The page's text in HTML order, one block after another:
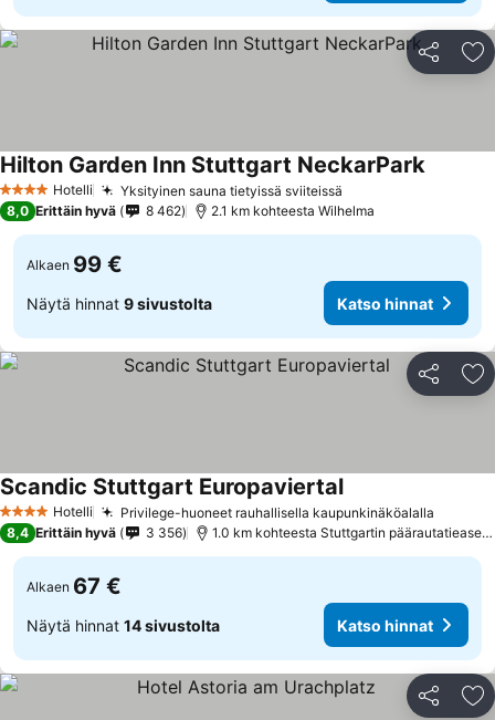
Jaa
4 Tähtiluokitus
Hotelli Yksityinen sauna tietyissä sviiteissä
Hilton Garden Inn Stuttgart NeckarPark
8,0 Erittäin hyvä 8 462 2.1 km kohteesta Wilhelma
Alkaen 99 €
Näytä hinnat 9 sivustolta Katso hinnat
Jaa
4 Tähtiluokitus
Hotelli Privilege-huoneet rauhallisella kaupunkinäköalalla
Scandic Stuttgart Europaviertal
8,4 Erittäin hyvä 3 356 1.0 km kohteesta Stuttgartin päärautatieasema
Alkaen 67 €
Näytä hinnat 14 sivustolta Katso hinnat
Jaa